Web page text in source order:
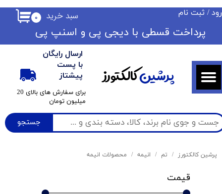
جستجو
ارسال رایگان
با پست
پیشتاز
​برای سفارش های بالای 20
میلیون تومان
۰ سبد خرید / ثبت نام
حساب کاربری من
تغییر گذر واژه
سفارشات
خروج از حساب کاربری
​​پرداخت قسطی با دیجی پی ​​​​​​​و اسنپ پی
پرشینکالکتورز
پرشین کالکتورز تم انیمه محصولات انیمه
قیمت